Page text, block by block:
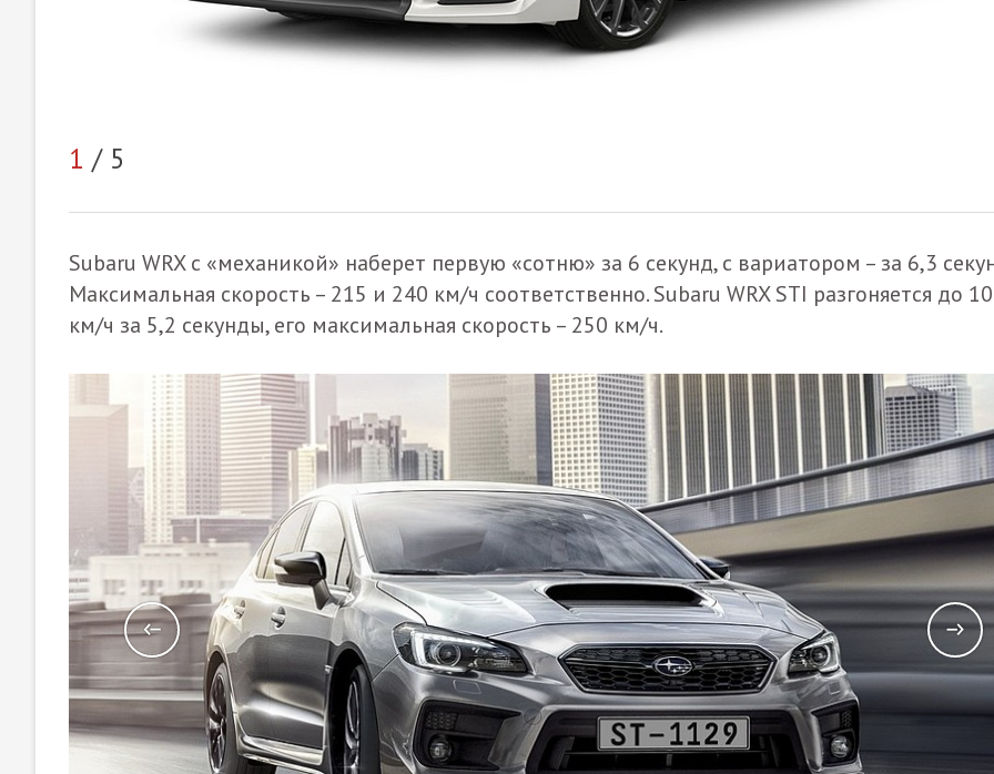
1 / 5
Subaru WRX с «механикой» наберет первую «сотню» за 6 секунд, с вариатором – за 6,3
Максимальная скорость – 215 и 240 км/ч соответственно. Subaru WRX STI разгоняется до
км/ч за 5,2 секунды, его максимальная скорость – 250 км/ч.